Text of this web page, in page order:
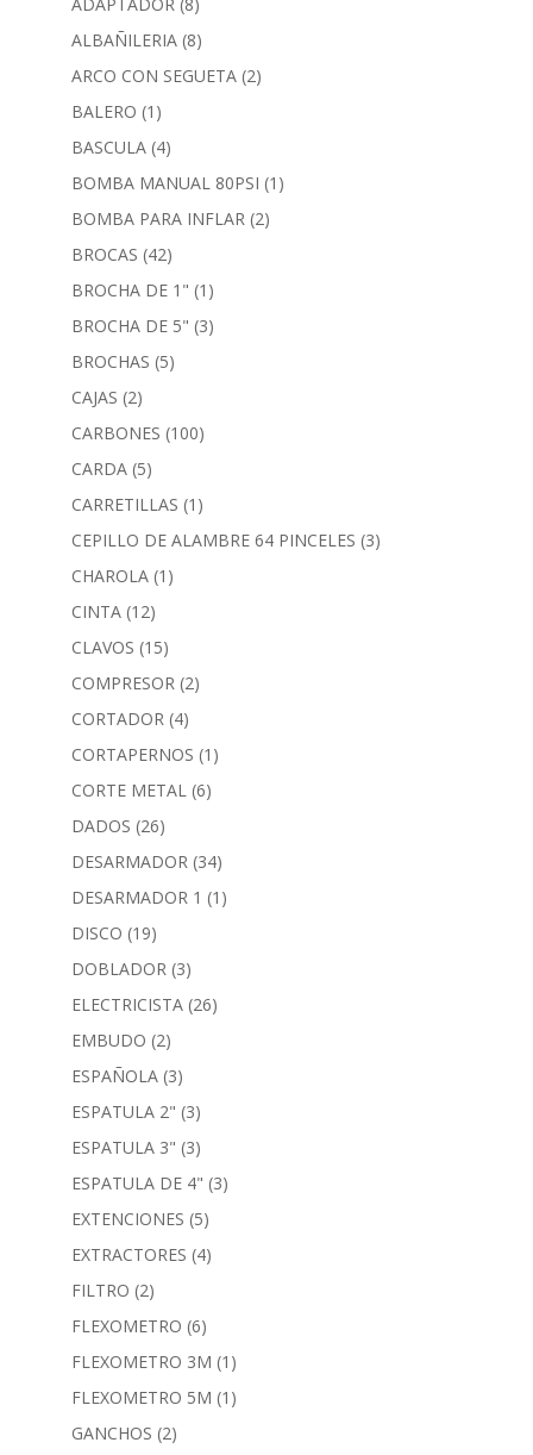
ALBAÑILERIA (8)
ARCO CON SEGUETA (2)
BALERO (1)
BASCULA (4)
BOMBA MANUAL 80PSI (1)
BOMBA PARA INFLAR (2)
BROCAS (42)
BROCHA DE 1" (1)
BROCHA DE 5" (3)
BROCHAS (5)
CAJAS (2)
CARBONES (100)
CARDA (5)
CARRETILLAS (1)
CEPILLO DE ALAMBRE 64 PINCELES (3)
CHAROLA (1)
CINTA (12)
CLAVOS (15)
COMPRESOR (2)
CORTADOR (4)
CORTAPERNOS (1)
CORTE METAL (6)
DADOS (26)
DESARMADOR (34)
DESARMADOR 1 (1)
DISCO (19)
DOBLADOR (3)
ELECTRICISTA (26)
EMBUDO (2)
ESPAÑOLA (3)
ESPATULA 2" (3)
ESPATULA 3" (3)
ESPATULA DE 4" (3)
EXTENCIONES (5)
EXTRACTORES (4)
FILTRO (2)
FLEXOMETRO (6)
FLEXOMETRO 3M (1)
FLEXOMETRO 5M (1)
GANCHOS (2)